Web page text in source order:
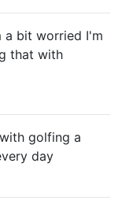
a bit worried I'm
that with
golfing a
day